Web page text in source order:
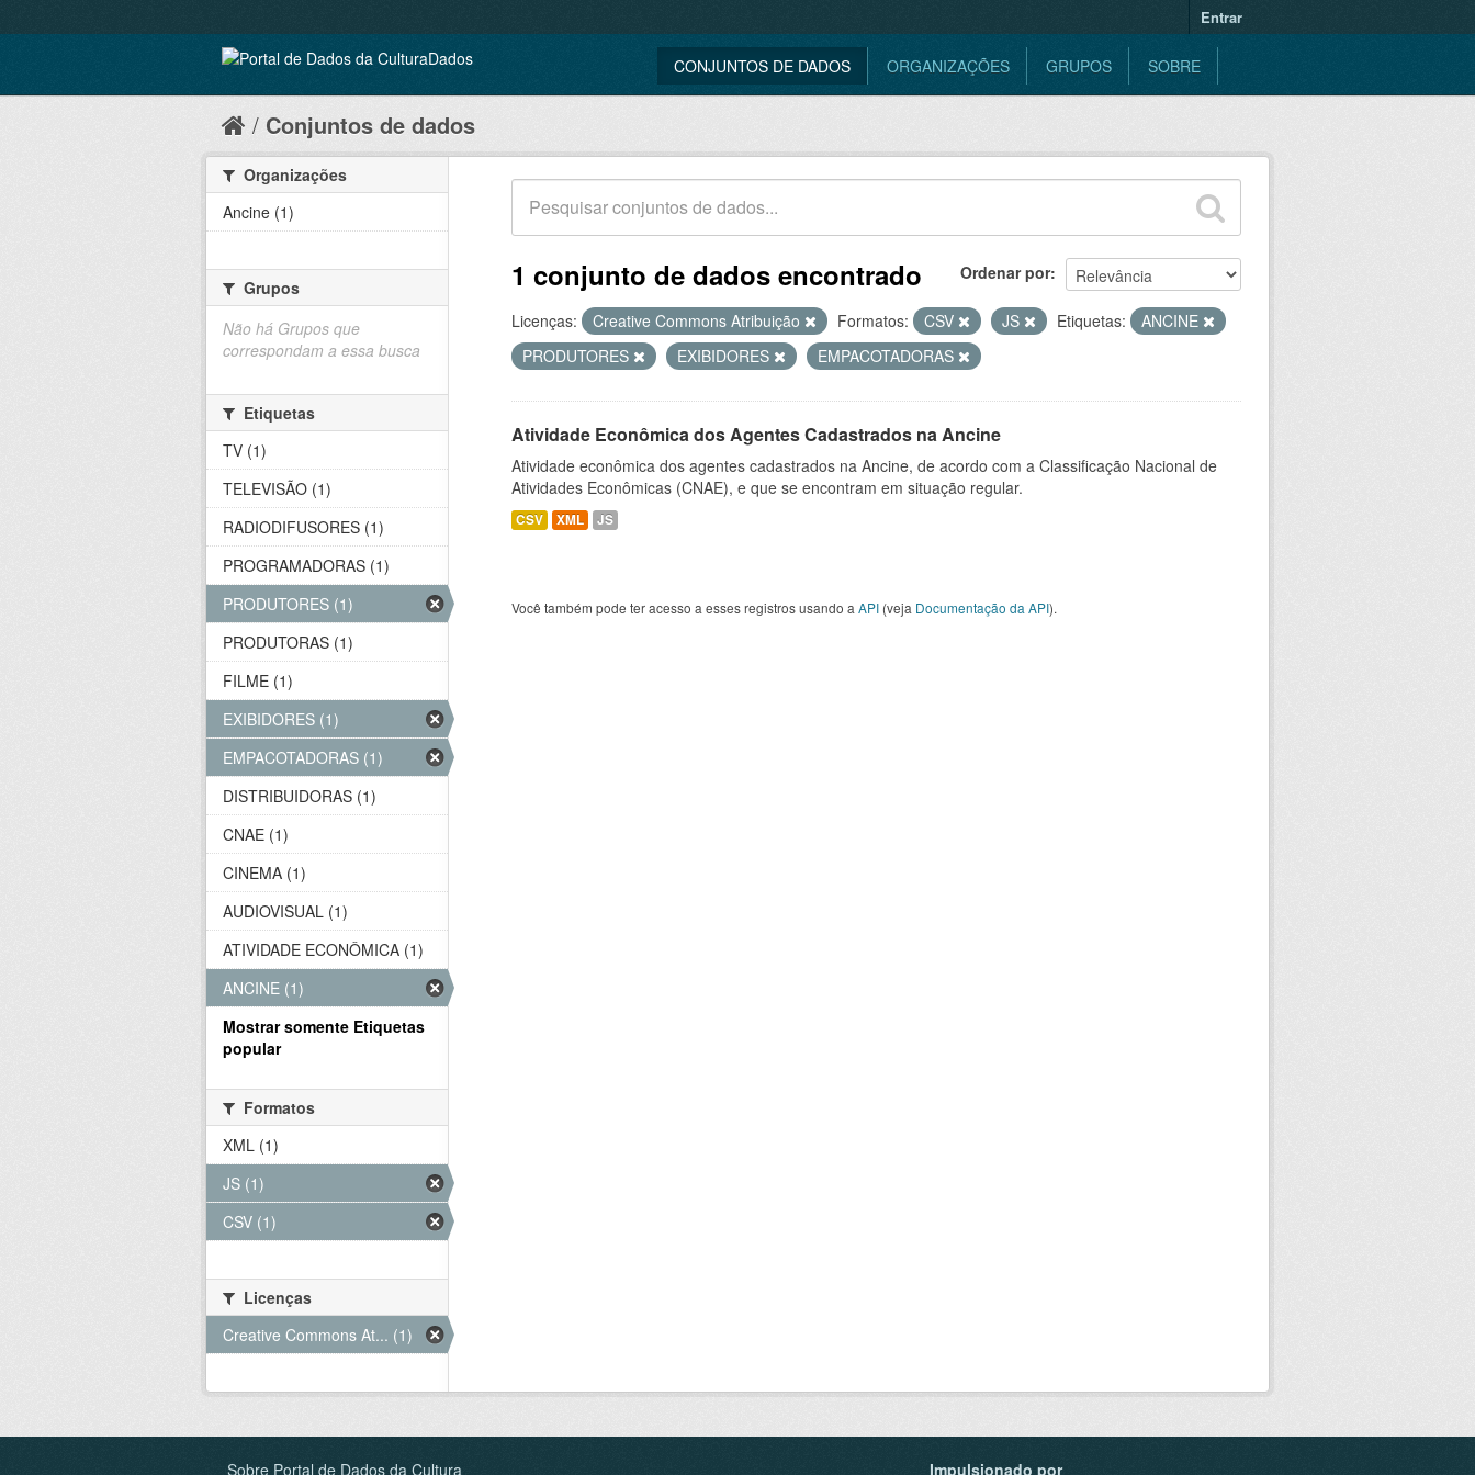
Entrar
CONJUNTOS DE DADOS ORGANIZAÇÕES GRUPOS SOBRE
Conjuntos de dados
Ordenar por
1 conjunto de dados encontrado
Licenças: Creative Commons Atribuição Formatos: CSV JS Etiquetas:
ANCINE
PRODUTORES
EXIBIDORES EMPACOTADORAS
Atividade Econômica dos Agentes Cadastrados na Ancine
Atividade econômica dos agentes cadastrados na Ancine, de acordo com a Classificação Nacional de
Atividades Econômicas (CNAE), e que se encontram em situação regular.
CSV XML JS
Você também pode ter acesso a esses registros usando a API (veja Documentação da API).
Organizações
Ancine (1)
Grupos
Não há Grupos que
correspondam a essa busca
Etiquetas
TV (1)
TELEVISÃO (1)
RADIODIFUSORES (1)
PROGRAMADORAS (1)
PRODUTORES (1)
PRODUTORAS (1)
FILME (1)
EXIBIDORES (1)
EMPACOTADORAS (1)
DISTRIBUIDORAS (1)
CNAE (1)
CINEMA (1)
AUDIOVISUAL (1)
ATIVIDADE ECONÔMICA (1)
ANCINE (1)
Mostrar somente Etiquetas
popular
Formatos
XML (1)
JS (1)
CSV (1)
Licenças
Creative Commons At... (1)
Sobre Portal de Dados da Cultura Impulsionado por